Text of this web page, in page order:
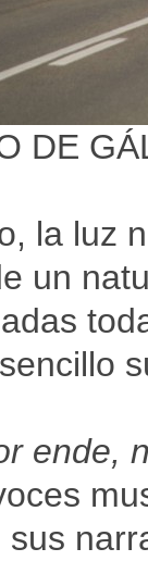
DE
la luz
un
ende,
sus